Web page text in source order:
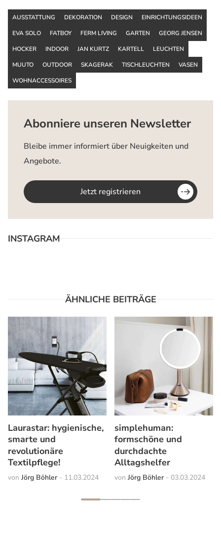
AUSSTATTUNG DEKORATION DESIGN
EINRICHTUNGSIDEEN
EVA SOLO
FATBOY FERM LIVING GARTEN
GEORG JENSEN
HOCKER
INDOOR JAN KURTZ KARTELL
LEUCHTEN
MUUTO
OUTDOOR SKAGERAK TISCHLEUCHTEN
VASEN
WOHNACCESSOIRES
Abonniere unseren Newsletter
Bleibe immer informiert über Neuigkeiten und
Angebote.
Jetzt registrieren
INSTAGRAM
ÄHNLICHE BEITRÄGE
Laurastar: hygienische,
smarte und
revolutionäre
Textilpflege!
Jörg Böhler 11.03.2024
simplehuman:
formschöne und
durchdachte
Alltagshelfer
Jörg Böhler 03.03.2024